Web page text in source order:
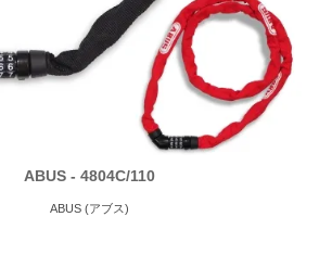
ABUS - 4804C/110
ABUS (アブス)